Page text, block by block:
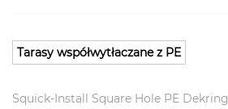
Tarasy współwytłaczane z PE
Squick-Install Square Hole PE Dekring